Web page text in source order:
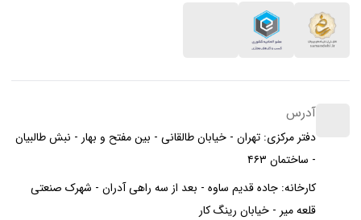
آدرس
دفتر مرکزی: تهران - خیابان طالقانی - بین مفتح و بهار - نبش طالبیان
- ساختمان ۴۶۳
کارخانه: جاده قدیم ساوه - بعد از سه راهی آدران - شهرک صنعتی
قلعه میر - خیابان رینگ کار